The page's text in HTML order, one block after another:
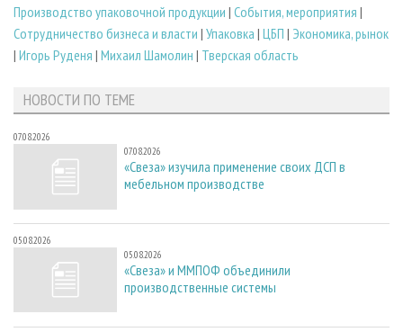
Производство упаковочной продукции | События, мероприятия |
Сотрудничество бизнеса и власти | Упаковка | ЦБП | Экономика, рынок
| Игорь Руденя | Михаил Шамолин | Тверская область
НОВОСТИ ПО ТЕМЕ
07.08.2026
07.08.2026
«Свеза» изучила применение своих ДСП в
мебельном производстве
05.08.2026
05.08.2026
«Свеза» и ММПОФ объединили
производственные системы